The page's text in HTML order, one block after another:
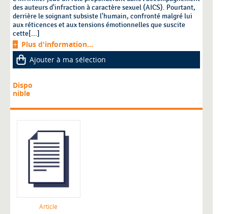
des auteurs d'infraction à caractère sexuel (AICS). Pourtant,
derrière le soignant subsiste l'humain, confronté malgré lui
aux réticences et aux tensions émotionnelles que suscite
cette[...]
Plus d'information...
Ajouter à ma sélection
Dispo
nible
Article